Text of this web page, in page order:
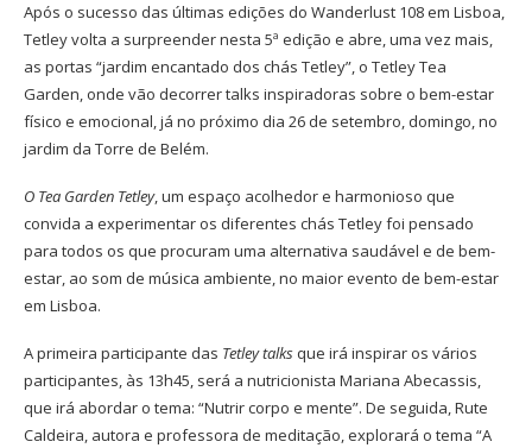
Após o sucesso das últimas edições do Wanderlust 108 em Lisboa,
Tetley volta a surpreender nesta 5ª edição e abre, uma vez mais,
as portas “jardim encantado dos chás Tetley”, o Tetley Tea
Garden, onde vão decorrer talks inspiradoras sobre o bem-estar
físico e emocional, já no próximo dia 26 de setembro, domingo, no
jardim da Torre de Belém.
O Tea Garden Tetley, um espaço acolhedor e harmonioso que
convida a experimentar os diferentes chás Tetley foi pensado
para todos os que procuram uma alternativa saudável e de bem-
estar, ao som de música ambiente, no maior evento de bem-estar
em Lisboa.
A primeira participante das Tetley talksque irá inspirar os vários
participantes, às 13h45, será a nutricionista Mariana Abecassis,
que irá abordar o tema: “Nutrir corpo e mente”. De seguida, Rute
Caldeira, autora e professora de meditação, explorará o tema “A